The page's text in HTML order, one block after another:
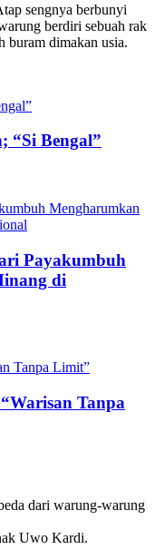
sengnya berbunyi
berdiri sebuah rak
buram dimakan usia.
“Si Bengal”
Payakumbuh
di
Tanpa
dari warung-warung
Uwo Kardi.